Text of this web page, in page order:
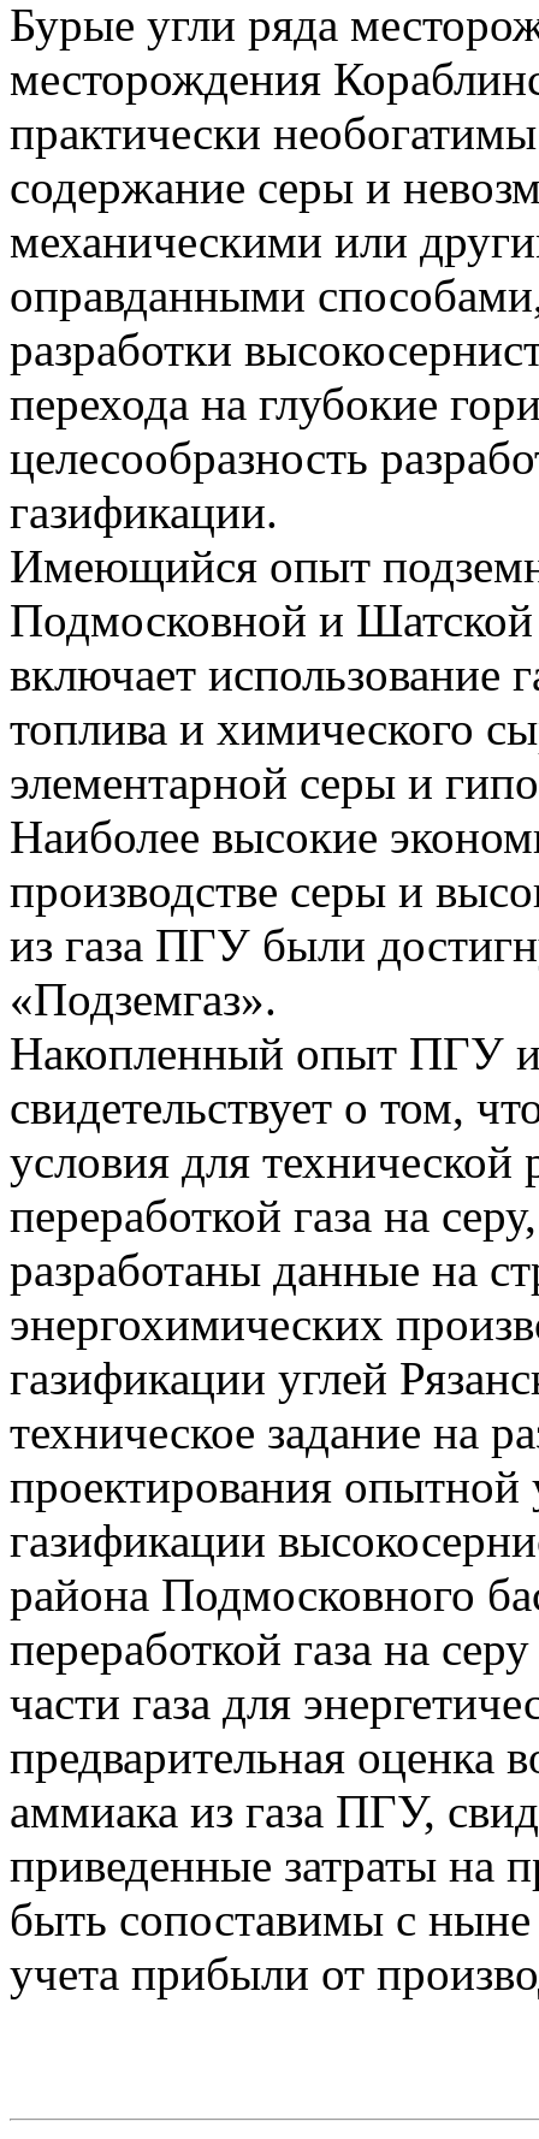
Бурые угли ряда
месторождения
практически
содержание серы и
механическими или
оправданными
разработки
перехода на глубокие
целесообразность
газификации.
Имеющийся опыт
Подмосковной и Шатской
включает использование
топлива и химического
элементарной серы и
Наиболее высокие
производстве серы и
из газа ПГУ были
«Подземгаз».
Накопленный опыт ПГУ и
свидетельствует о том,
условия для
переработкой газа на
разработаны данные на
энергохимических
газификации углей
техническое задание на
проектирования опытной
газификации
района Подмосковного
переработкой газа на
части газа для
предварительная оценка
аммиака из газа ПГУ,
приведенные затраты на
быть сопоставимы с
учета прибыли от